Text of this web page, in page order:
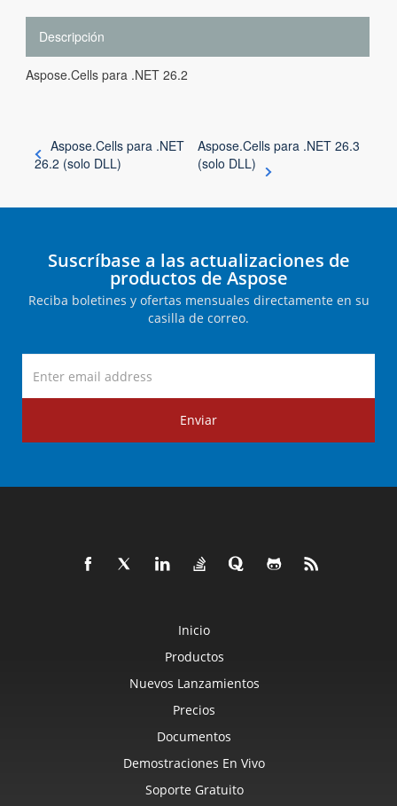
Descripción
Aspose.Cells para .NET 26.2
Aspose.Cells para .NET
26.2 (solo DLL)
Aspose.Cells para .NET 26.3
(solo DLL)
Suscríbase a las actualizaciones de
productos de Aspose
Reciba boletines y ofertas mensuales directamente en su
casilla de correo.
Enviar
Inicio
Productos
Nuevos Lanzamientos
Precios
Documentos
Demostraciones En Vivo
Soporte Gratuito